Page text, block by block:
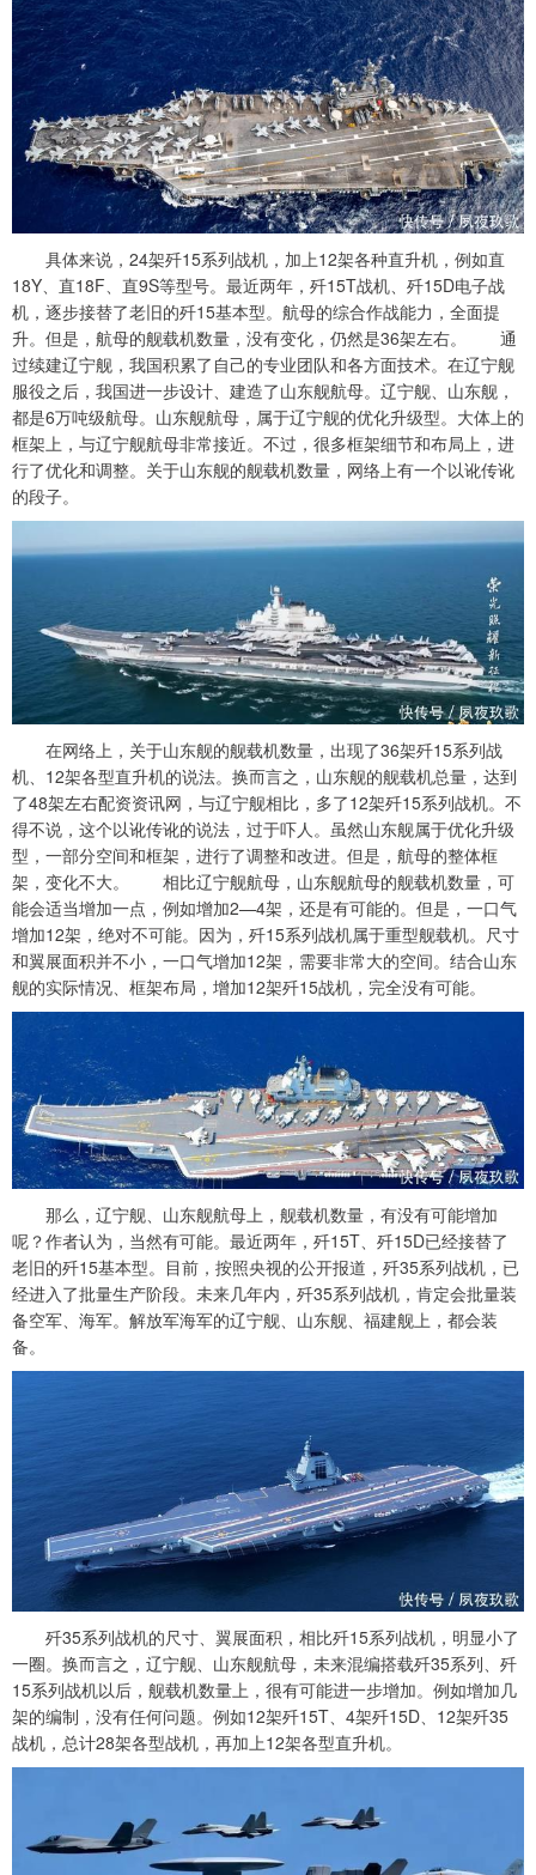
具体来说，24架歼15系列战机，加上12架各种直升机，例如直
18Y、直18F、直9S等型号。最近两年，歼15T战机、歼15D电子战
机，逐步接替了老旧的歼15基本型。航母的综合作战能力，全面提
升。但是，航母的舰载机数量，没有变化，仍然是36架左右。 通
过续建辽宁舰，我国积累了自己的专业团队和各方面技术。在辽宁舰
服役之后，我国进一步设计、建造了山东舰航母。辽宁舰、山东舰，
都是6万吨级航母。山东舰航母，属于辽宁舰的优化升级型。大体上的
框架上，与辽宁舰航母非常接近。不过，很多框架细节和布局上，进
行了优化和调整。关于山东舰的舰载机数量，网络上有一个以讹传讹
的段子。
在网络上，关于山东舰的舰载机数量，出现了36架歼15系列战
机、12架各型直升机的说法。换而言之，山东舰的舰载机总量，达到
了48架左右配资资讯网，与辽宁舰相比，多了12架歼15系列战机。不
得不说，这个以讹传讹的说法，过于吓人。虽然山东舰属于优化升级
型，一部分空间和框架，进行了调整和改进。但是，航母的整体框
架，变化不大。 相比辽宁舰航母，山东舰航母的舰载机数量，可
能会适当增加一点，例如增加2—4架，还是有可能的。但是，一口气
增加12架，绝对不可能。因为，歼15系列战机属于重型舰载机。尺寸
和翼展面积并不小，一口气增加12架，需要非常大的空间。结合山东
舰的实际情况、框架布局，增加12架歼15战机，完全没有可能。
那么，辽宁舰、山东舰航母上，舰载机数量，有没有可能增加
呢？作者认为，当然有可能。最近两年，歼15T、歼15D已经接替了
老旧的歼15基本型。目前，按照央视的公开报道，歼35系列战机，已
经进入了批量生产阶段。未来几年内，歼35系列战机，肯定会批量装
备空军、海军。解放军海军的辽宁舰、山东舰、福建舰上，都会装
备。
歼35系列战机的尺寸、翼展面积，相比歼15系列战机，明显小了
一圈。换而言之，辽宁舰、山东舰航母，未来混编搭载歼35系列、歼
15系列战机以后，舰载机数量上，很有可能进一步增加。例如增加几
架的编制，没有任何问题。例如12架歼15T、4架歼15D、12架歼35
战机，总计28架各型战机，再加上12架各型直升机。